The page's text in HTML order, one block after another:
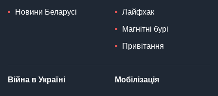
Новини Беларусі Лайфхак
Магнітні бурі
Привітання
Війна в Україні Мобілізація